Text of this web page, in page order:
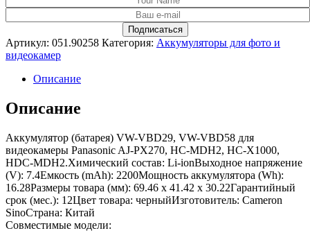
Артикул: 051.90258 Категория: Аккумуляторы для фото и
видеокамер
Описание
Описание
Аккумулятор (батарея) VW-VBD29, VW-VBD58 для
видеокамеры Panasonic AJ-PX270, HC-MDH2, HC-X1000,
HDC-MDH2.Химический состав: Li-ionВыходное напряжение
(V): 7.4Емкость (mAh): 2200Мощность аккумулятора (Wh):
16.28Размеры товара (мм): 69.46 x 41.42 x 30.22Гарантийный
срок (мес.): 12Цвет товара: черныйИзготовитель: Cameron
SinoСтрана: Китай
Совместимые модели: